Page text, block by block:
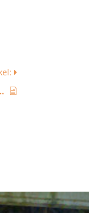
am Fels festhalten?